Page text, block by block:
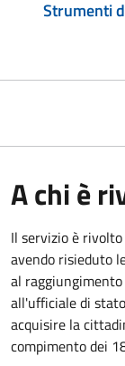
Strumenti
A chi è
Il servizio è
avendo risieduto
al
all'ufficiale di
acquisire la
compimento dei